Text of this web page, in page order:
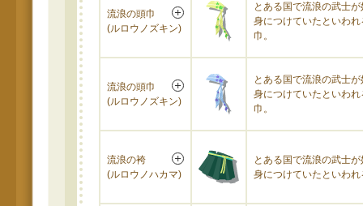
流浪の頭巾
(ルロウノズキン)
とある国で流浪の武士
身につけていたといわれ
巾。
流浪の頭巾
(ルロウノズキン)
とある国で流浪の武士
身につけていたといわれ
巾。
流浪の袴
(ルロウノハカマ)
とある国で流浪の武士
身につけていたといわれ